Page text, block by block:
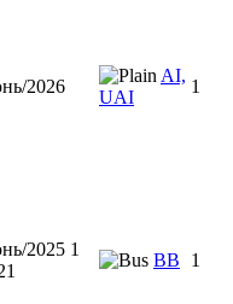
2026
AI,
UAI
1
2025 1
BB 1